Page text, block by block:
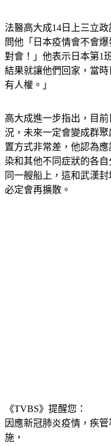
法醫高大成14日上三立
問他「日本疫情會不會
對會！」他表示日本第1
結果就讓他們回家，當時
高大成進一步指出，目
況，未來一定會變成群
置方式非常差，他認為
染和其他不同症狀的各
同一艘船上，這和武漢封
《TVBS》提醒您：
因應新冠肺炎疫情，疾管